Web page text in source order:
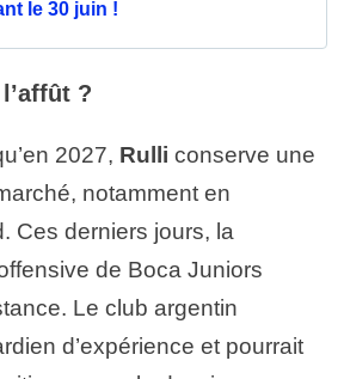
le 30 juin !
?
2027, Rulli conserve une
notamment en
Ces derniers jours, la
de Boca Juniors
Le club argentin
d’expérience et pourrait